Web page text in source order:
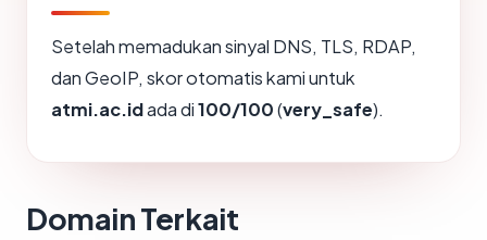
Setelah memadukan sinyal DNS, TLS, RDAP,
dan GeoIP, skor otomatis kami untuk
atmi.ac.idada di100/100(very_safe).
Domain Terkait